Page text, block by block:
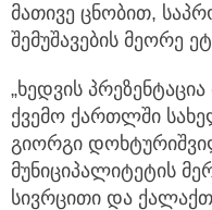
მათივე ცნობით,
შემუშავების მეორე
„ხედვის
ქვემო ქართლში
გიორგი
მუნიციპალიტეტის
სივრცითი და